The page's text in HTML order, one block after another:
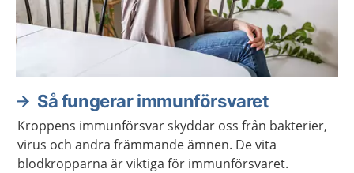
Så fungerar immunförsvaret
Kroppens immunförsvar skyddar oss från bakterier,
virus och andra främmande ämnen. De vita
blodkropparna är viktiga för immunförsvaret.